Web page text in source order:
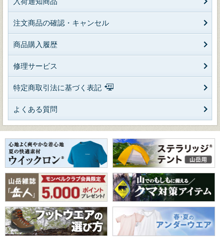
注文商品の確認・キャンセル
商品購入履歴
修理サービス
特定商取引法に基づく表記
よくある質問